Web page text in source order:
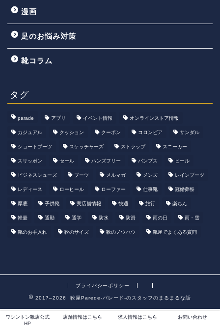
漫画
足のお悩み対策
靴コラム
タグ
parade アプリ イベント情報 オンラインストア情報
カジュアル クッション クーポン コロンビア サンダル
ショートブーツ スケッチャーズ ストラップ スニーカー
スリッポン セール ハンズフリー パンプス ヒール
ビジネスシューズ ブーツ メルマガ メンズ レインブーツ
レディース ローヒール ローファー 仕事靴 冠婚葬祭
厚底 子供靴 実店舗情報 快適 旅行 楽ちん
軽量 通勤 通学 防水 防滑 雨の日 雨・雪
靴のお手入れ 靴のサイズ 靴のノウハウ 靴屋でよくある質問
プライバシーポリシー
2017–2026 靴屋Parede-パレード-のスタッフのまるまるな話
ワシントン靴店公式
HP
店舗情報はこちら 求人情報はこちら お問い合わせ